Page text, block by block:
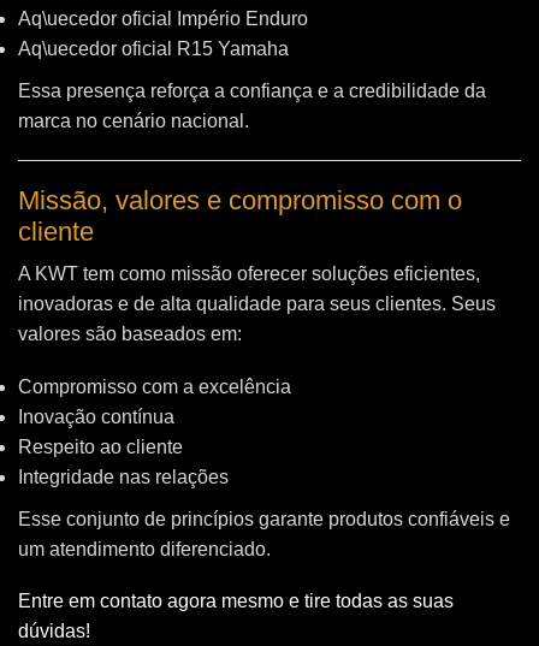
Aq\uecedor oficial Império Enduro
Aq\uecedor oficial R15 Yamaha
Essa presença reforça a confiança e a credibilidade da
marca no cenário nacional.
Missão, valores e compromisso com o
cliente
A KWT tem como missão oferecer soluções eficientes,
inovadoras e de alta qualidade para seus clientes. Seus
valores são baseados em:
Compromisso com a excelência
Inovação contínua
Respeito ao cliente
Integridade nas relações
Esse conjunto de princípios garante produtos confiáveis e
um atendimento diferenciado.
Entre em contato agora mesmo e tire todas as suas
dúvidas!